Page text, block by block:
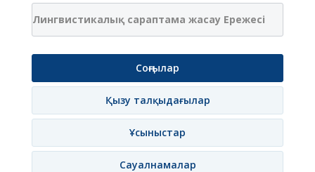
Лингвистикалық сараптама жасау Ережесі
Соңғылар
Қызу талқыдағылар
Ұсыныстар
Сауалнамалар